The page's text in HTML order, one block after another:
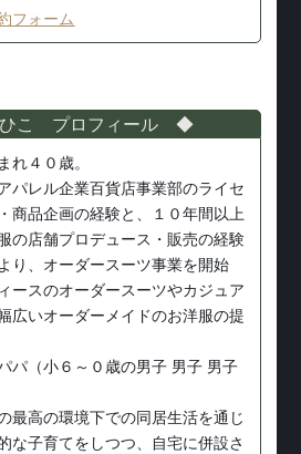
フォーム
こ プロフィール ◆
れ４０歳。
パレル企業百貨店事業部のライセ
商品企画の経験と、１０年間以上
の店舗プロデュース・販売の経験
り、オーダースーツ事業を開始
ースのオーダースーツやカジュア
広いオーダーメイドのお洋服の提
パ（小６～０歳の男子 男子 男子
最高の環境下での同居生活を通じ
な子育てをしつつ、自宅に併設さ